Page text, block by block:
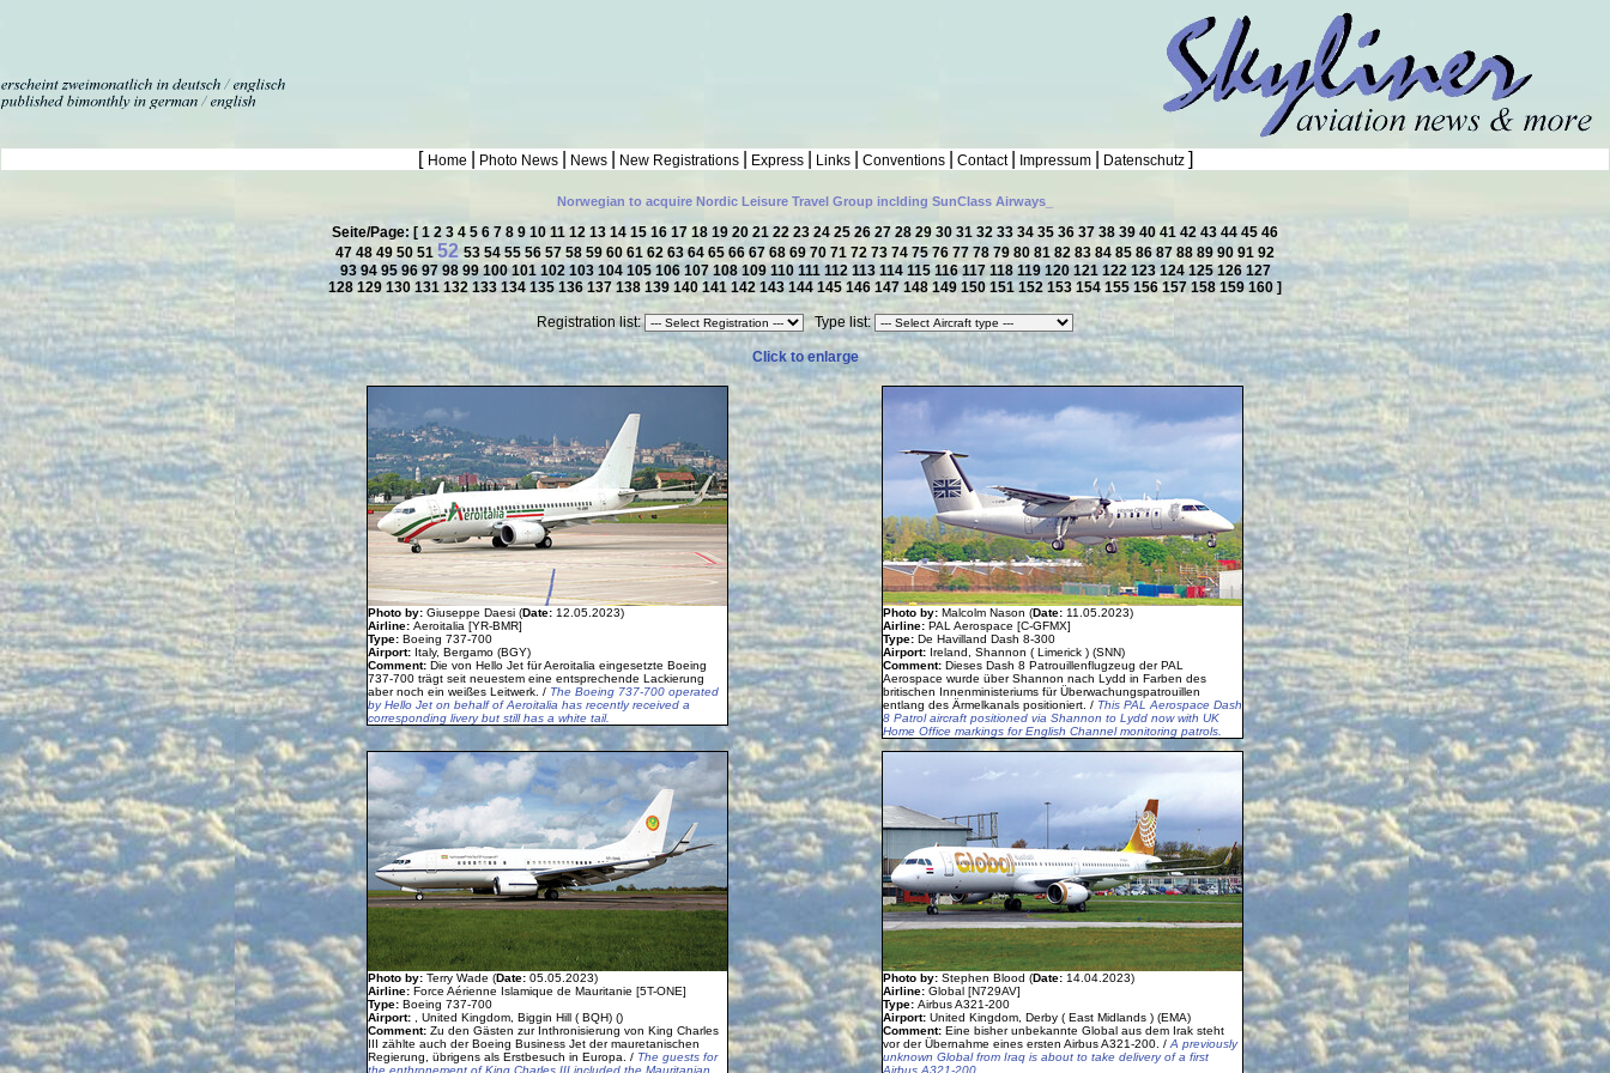
[ Home Photo News News New Registrations Express Links Conventions Contact Impressum Datenschutz ]
Norwegian to acquire Nordic Leisure Travel Group inclding SunClass Airways_
Seite/Page: [ 1 2 3 4 5 6 7 8 9 10 1112 13 14 15 16 17 18 19 20 21 22 23 24 25 26 27 28 29 30 31 32 33 3435 36 37 38 39 40 41 42 43 44 45 46
47 48 49 50 51 52 53 54 55 56 57 58 59 60 61 62 63 64 65 66 67 68 6970 71 72 73 74 7576 77 78 79 80 81 82 83 84 85 86 87 88 89 90 91 92
93 94 95 9697 98 99100101 102 103 104 105106 107108109 110 111 112 113 114 115116117118119 120 121 122 123124125126 127
128 129 130 131132 133 134 135136 137 138 139 140141 142 143144 145 146 147 148149 150 151152 153 154155156157158159160 ]
Registration list: Type list:
Click to enlarge
Photo by: Giuseppe Daesi (Date: 12.05.2023)
Airline: Aeroitalia [YR-BMR]
Type: Boeing 737-700
Airport: Italy, Bergamo (BGY)
Comment: Die von Hello Jet für Aeroitalia eingesetzte Boeing
737-700 trägt seit neuestem eine entsprechende Lackierung
aber noch ein weißes Leitwerk. / The Boeing 737-700 operated
by Hello Jet on behalf of Aeroitalia has recently received a
corresponding livery but still has a white tail.
Photo by: Malcolm Nason (Date: 11.05.2023)
Airline: PAL Aerospace [C-GFMX]
Type: De Havilland Dash 8-300
Airport: Ireland, Shannon ( Limerick ) (SNN)
Comment: Dieses Dash 8 Patrouillenflugzeug der PAL
Aerospace wurde über Shannon nach Lydd in Farben des
britischen Innenministeriums für Überwachungspatrouillen
entlang des Ärmelkanals positioniert. / This PAL Aerospace Dash
8 Patrol aircraft positioned via Shannon to Lydd now with UK
Home Office markings for English Channel monitoring patrols.
Photo by: Terry Wade (Date: 05.05.2023)
Airline: Force Aérienne Islamique de Mauritanie [5T-ONE]
Type: Boeing 737-700
Airport:
, United Kingdom, Biggin Hill ( BQH) ()
Comment: Zu den Gästen zur Inthronisierung von King Charles
III zählte auch der Boeing Business Jet der mauretanischen
Regierung, übrigens als Erstbesuch in Europa. / The guests for
the enthronement of King Charles III included the Mauritanian
Photo by: Stephen Blood (Date: 14.04.2023)
Airline: Global [N729AV]
Type: Airbus A321-200
Airport: United Kingdom, Derby ( East Midlands ) (EMA)
Comment: Eine bisher unbekannte Global aus dem Irak steht
vor der Übernahme eines ersten Airbus A321-200. / A previously
unknown Global from Iraq is about to take delivery of a first
Airbus A321-200.